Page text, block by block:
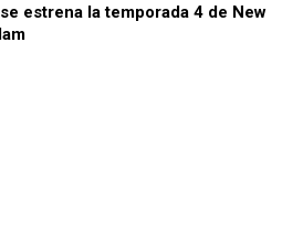
estrena la temporada 4 de New